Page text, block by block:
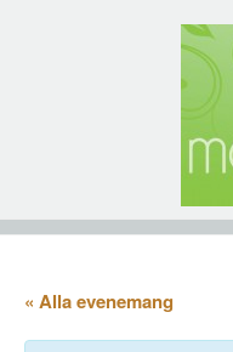
« Alla evenemang